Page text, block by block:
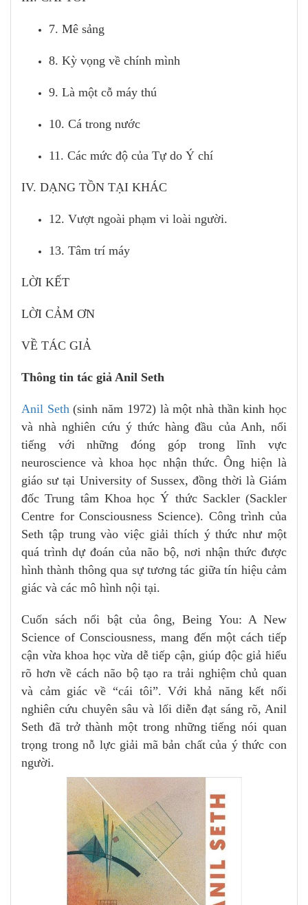
7. Mê sảng
8. Kỳ vọng về chính mình
9. Là một cỗ máy thú
10. Cá trong nước
11. Các mức độ của Tự do Ý chí
IV. DẠNG TỒN TẠI KHÁC
12. Vượt ngoài phạm vi loài người.
13. Tâm trí máy
LỜI KẾT
LỜI CẢM ƠN
VỀ TÁC GIẢ
Thông tin tác giả Anil Seth
Anil Seth(sinh năm 1972) là một nhà thần kinh học
và nhà nghiên cứu ý thức hàng đầu của Anh, nổi
tiếng với những đóng góp trong lĩnh vực
neuroscience và khoa học nhận thức. Ông hiện là
giáo sư tại University of Sussex, đồng thời là Giám
đốc Trung tâm Khoa học Ý thức Sackler (Sackler
Centre for Consciousness Science). Công trình của
Seth tập trung vào việc giải thích ý thức như một
quá trình dự đoán của não bộ, nơi nhận thức được
hình thành thông qua sự tương tác giữa tín hiệu cảm
giác và các mô hình nội tại.
Cuốn sách nổi bật của ông, Being You: A New
Science of Consciousness, mang đến một cách tiếp
cận vừa khoa học vừa dễ tiếp cận, giúp độc giả hiểu
rõ hơn về cách não bộ tạo ra trải nghiệm chủ quan
và cảm giác về “cái tôi”. Với khả năng kết nối
nghiên cứu chuyên sâu và lối diễn đạt sáng rõ, Anil
Seth đã trở thành một trong những tiếng nói quan
trọng trong nỗ lực giải mã bản chất của ý thức con
người.